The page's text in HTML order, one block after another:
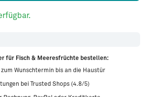
für Fisch & Meeresfrüchte bestellen:
Wunschtermin bis an die Haustür
bei Trusted Shops (4.8/5)